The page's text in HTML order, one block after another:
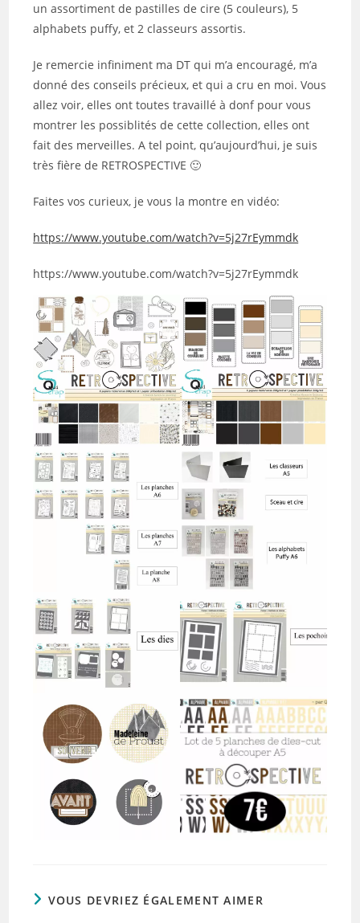
un assortiment de pastilles de cire (5 couleurs), 5
alphabets puffy, et 2 classeurs assortis.
Je remercie infiniment ma DT qui m’a encouragé, m’a
donné des conseils précieux, et qui a cru en moi. Vous
allez voir, elles ont toutes travaillé à donf pour vous
montrer les possiblités de cette collection, elles ont
fait des merveilles. A tel point, qu’aujourd’hui, je suis
très fière de RETROSPECTIVE 🙂
Faites vos curieux, je vous la montre en vidéo:
https://www.youtube.com/watch?v=5j27rEymmdk
https://www.youtube.com/watch?v=5j27rEymmdk
VOUS DEVRIEZ ÉGALEMENT AIMER